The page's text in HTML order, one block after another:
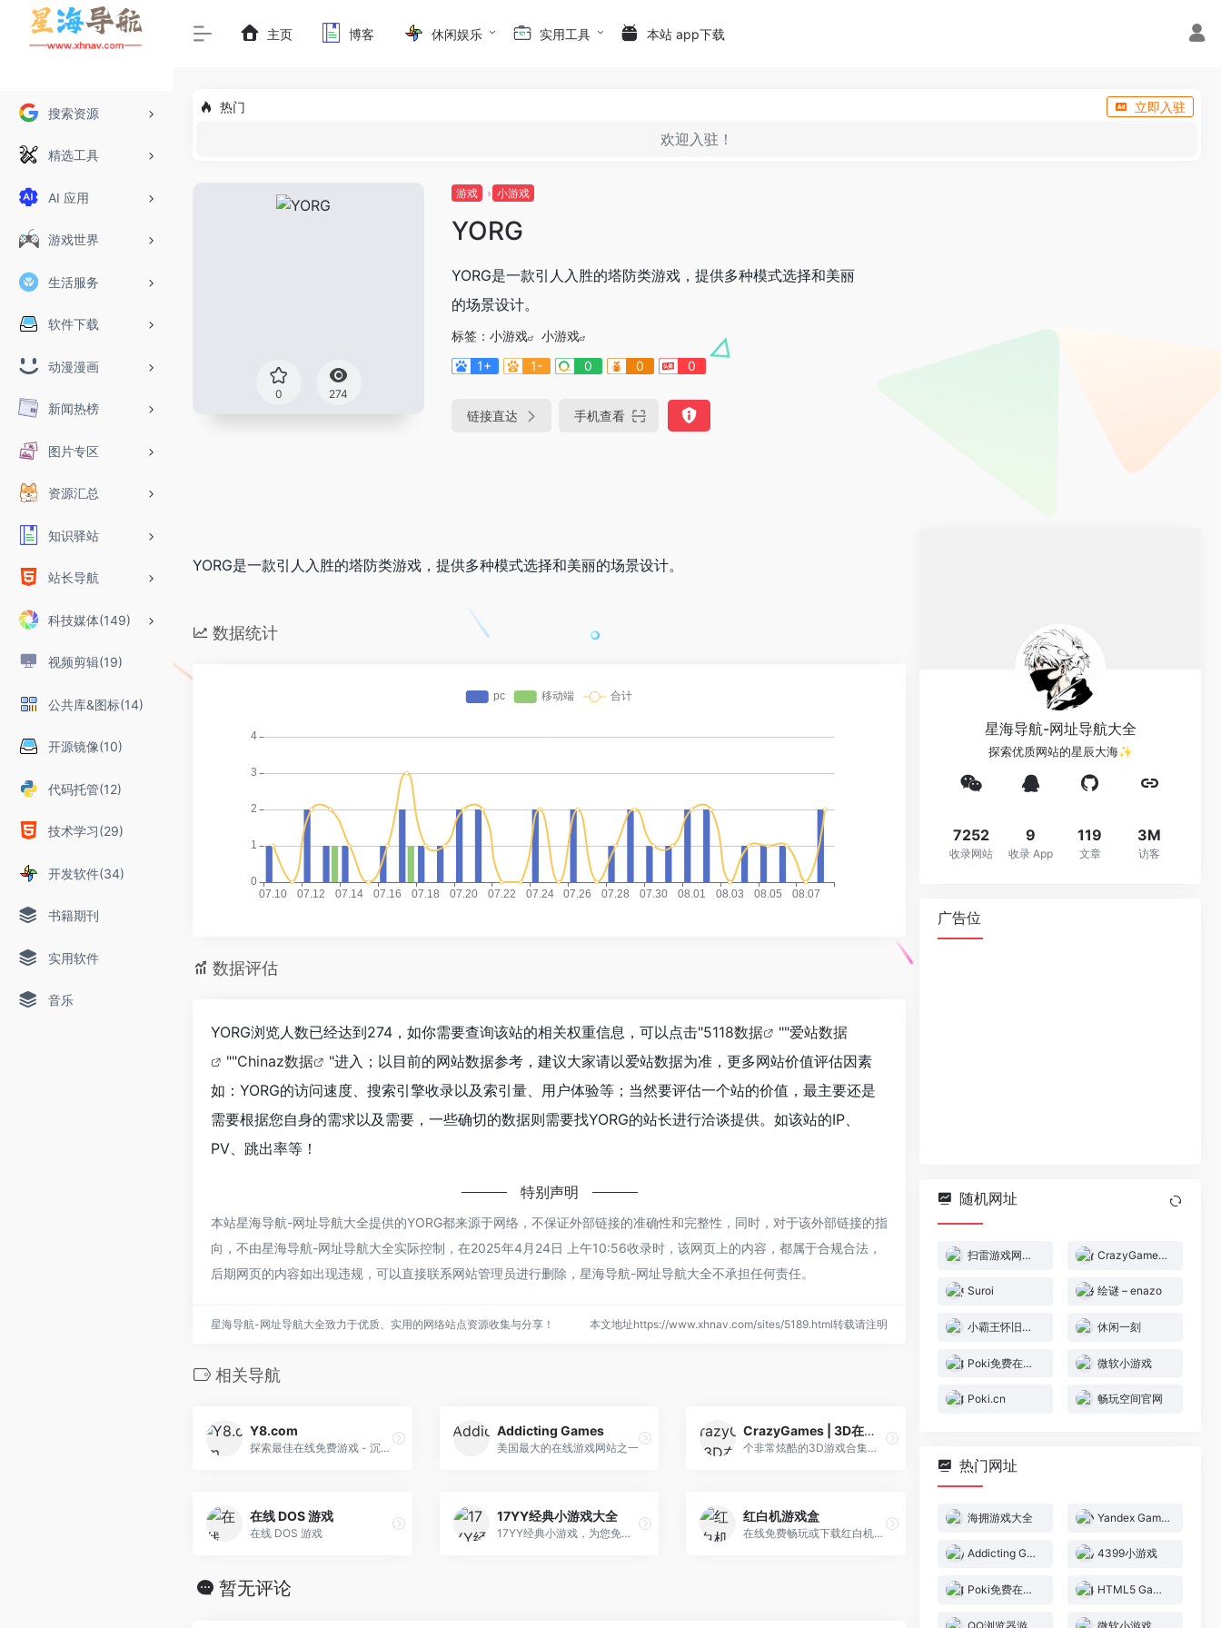
搜索资源
精选工具
AI 应用
游戏世界
生活服务
软件下载
动漫漫画
新闻热榜
图片专区
资源汇总
知识驿站
站长导航
科技媒体(149)
视频剪辑(19)
公共库&图标(14)
开源镜像(10)
代码托管(12)
技术学习(29)
开发软件(34)
书籍期刊
实用软件
音乐
主页 博客 休闲娱乐 实用工具 本站 app下载
热门 立即入驻
欢迎入驻！
0 274
游戏 小游戏
YORG
YORG是一款引人入胜的塔防类游戏，提供多种模式选择和美丽
的场景设计。
标签： 小游戏
小游戏
1+
1- 0 0 0
链接直达 手机查看
YORG是一款引人入胜的塔防类游戏，提供多种模式选择和美丽的场景设计。
数据统计
数据评估
YORG浏览人数已经达到274，如你需要查询该站的相关权重信息，可以点击"5118数据 ""爱站数据
""Chinaz数据
"进入；以目前的网站数据参考，建议大家请以爱站数据为准，更多网站价值评估因素
如：YORG的访问速度、搜索引擎收录以及索引量、用户体验等；当然要评估一个站的价值，最主要还是
需要根据您自身的需求以及需要，一些确切的数据则需要找YORG的站长进行洽谈提供。如该站的IP、
PV、跳出率等！
特别声明
本站星海导航-网址导航大全提供的YORG都来源于网络，不保证外部链接的准确性和完整性，同时，对于该外部链接的指
向，不由星海导航-网址导航大全实际控制，在2025年4月24日 上午10:56收录时，该网页上的内容，都属于合规合法，
后期网页的内容如出现违规，可以直接联系网站管理员进行删除，星海导航-网址导航大全不承担任何责任。
星海导航-网址导航大全致力于优质、实用的网络站点资源收集与分享！ 本文地址https://www.xhnav.com/sites/5189.html转载请注明
相关导航
Y8.com
探索最佳在线免费游戏 - 沉浸在充满乐趣和冒险的世界中。探索数千款精彩游戏，现在就开始吧！
Addicting Games
美国最大的在线游戏网站之一
CrazyGames | 3D在线小游戏
个非常炫酷的3D游戏合集网站，你能在这里找到各种3D小游戏，有动漫人物游戏、射击游戏、益智游戏、体育游戏、探险游戏。想玩哪个点击那个，然后点击“play”开始游戏，保证你玩不腻。
在线 DOS 游戏
在线 DOS 游戏
17YY经典小游戏大全
17YY经典小游戏，为您免费提供包括动作、体育、益智、射击、冒险、策略、装扮、敏捷等各种类型经典小游戏大全。17yy小游戏，努力做国内最优秀的小游戏网站。17yy，一起玩玩吧。
红白机游戏盒
在线免费畅玩或下载红白机游戏，包括魂斗罗，超级玛丽，坦克大战等小霸王经典游戏，让我们一同找回童年的快乐！玩红白机游戏，就认准红白机游戏盒！
暂无评论
星海导航-网址导航大全
探索优质网站的星辰大海✨
7252
收录网站
9
收录 App
119
文章
3M
访客
广告位
随机网址
扫雷游戏网页版 CrazyGames | 3D在线小游戏
Suroi 绘谜 – enazo
小霸王怀旧游戏机 休闲一刻
Poki免费在线游戏 微软小游戏
Poki.cn 畅玩空间官网
热门网址
海拥游戏大全 Yandex Games
Addicting Games 4399小游戏
Poki免费在线游戏 HTML5 Games